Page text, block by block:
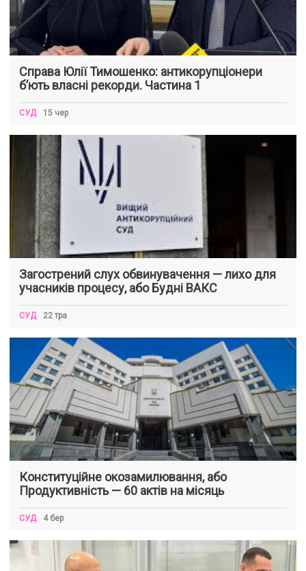
Справа Юлії Тимошенко: антикорупціонери
б’ють власні рекорди. Частина 1
СУД 15 чер
Загострений слух обвинувачення — лихо для
учасників процесу, або Будні ВАКС
СУД 22 тра
Конституційне окозамилювання, або
Продуктивність — 60 актів на місяць
СУД 4 бер